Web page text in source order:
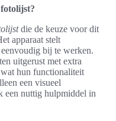
die de keuze voor dit
apparaat stelt
bij te werken.
uitgerust met extra
hun functionaliteit
een visueel
een nuttig hulpmiddel in